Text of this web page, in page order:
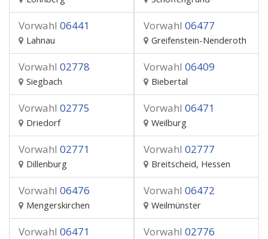
Vorwahl 06441
Lahnau
Vorwahl 06477
Greifenstein-Nenderoth
Vorwahl 02778
Siegbach
Vorwahl 06409
Biebertal
Vorwahl 02775
Driedorf
Vorwahl 06471
Weilburg
Vorwahl 02771
Dillenburg
Vorwahl 02777
Breitscheid, Hessen
Vorwahl 06476
Mengerskirchen
Vorwahl 06472
Weilmünster
Vorwahl 06471 Vorwahl 02776